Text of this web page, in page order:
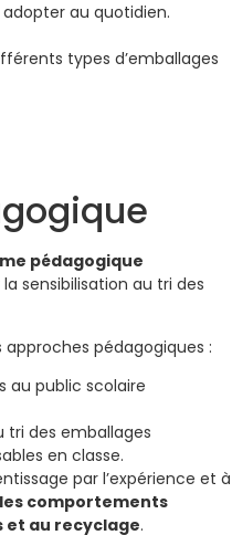
au quotidien.
types d’emballages
pédagogique
sensibilisation au tri des
pédagogiques :
au public scolaire
tri des emballages
en classe.
par l’expérience et à
comportements
et au recyclage.